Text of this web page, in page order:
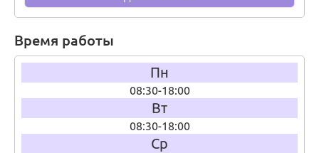
Время работы
Пн
08:30-18:00
Вт
08:30-18:00
Ср